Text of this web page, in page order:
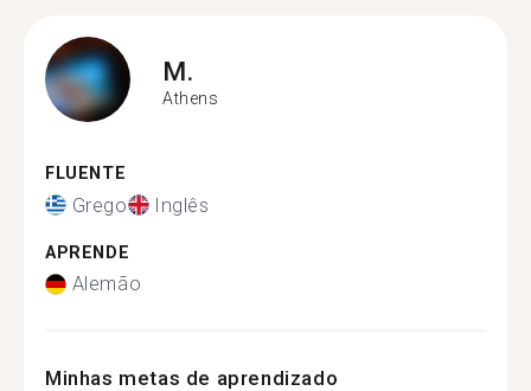
M.
Athens
FLUENTE
Grego Inglês
APRENDE
Alemão
Minhas metas de aprendizado